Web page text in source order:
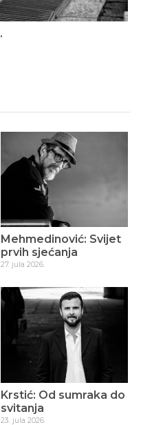
Mehmedinović: Svijet
prvih sjećanja
27. jula 2026.
Krstić: Od sumraka do
svitanja
23. jula 2026.